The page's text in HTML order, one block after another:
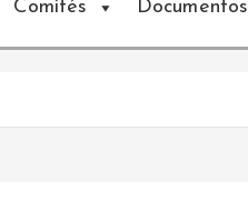
Comités Documentos